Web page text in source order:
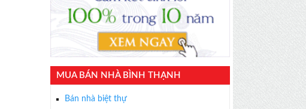
MUA BÁN NHÀ BÌNH THẠNH
Bán nhà biệt thự